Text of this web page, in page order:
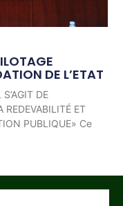
DE L’ETAT
DE
REDEVABILITÉ ET
PUBLIQUE» Ce